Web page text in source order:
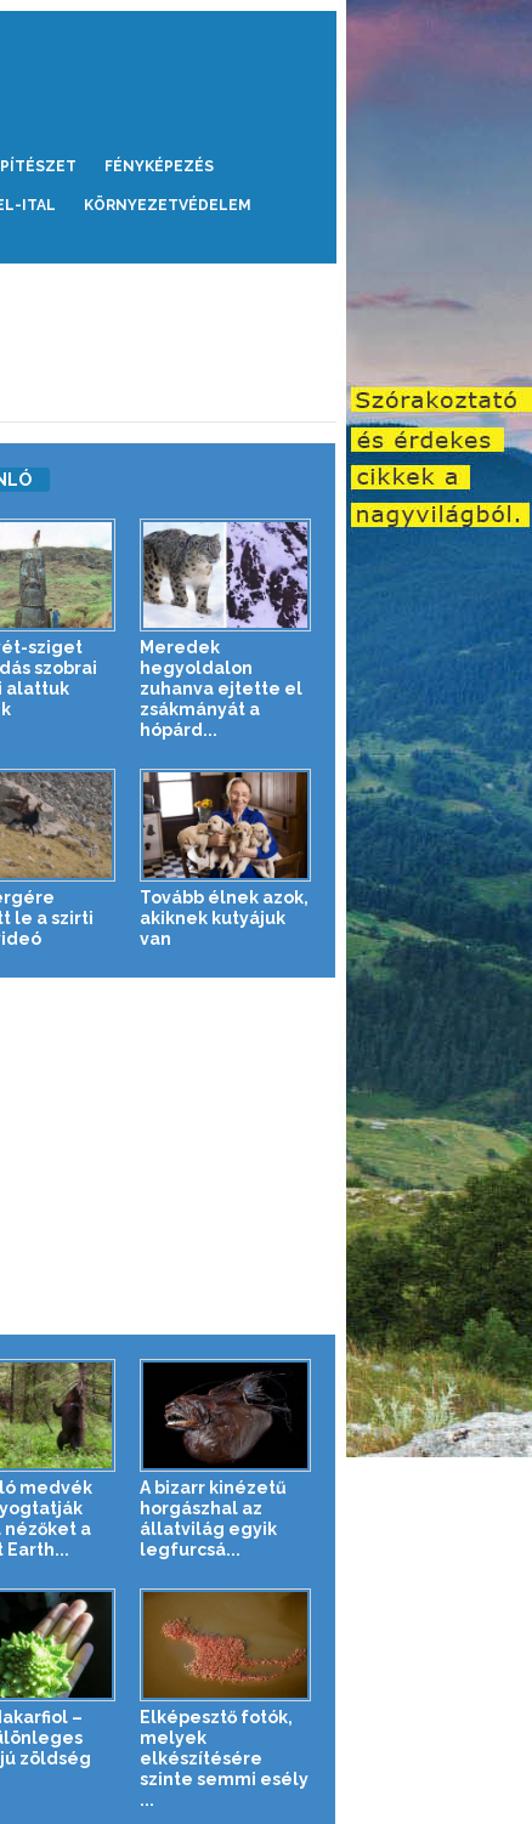
FÉNYKÉPEZÉS
ITAL KÖRNYEZETVÉDELEM
sziget
szobrai
alattuk
Meredek
hegyoldalon
zuhanva ejtette el
zsákmányát a
hópárd...
le a szirti
Tovább élnek azok,
akiknek kutyájuk
van
medvék
nézőket a
Earth...
A bizarr kinézetű
horgászhal az
állatvilág egyik
legfurcsá...
–
zöldség
Elképesztő fotók,
melyek
elkészítésére
szinte semmi esély
...